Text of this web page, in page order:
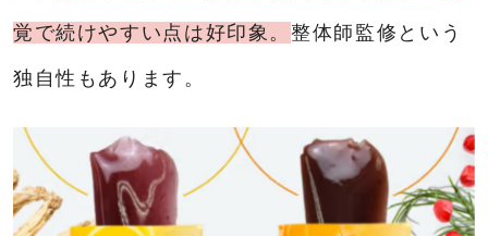
覚で続けやすい点は好印象。整体師監修という
独自性もあります。